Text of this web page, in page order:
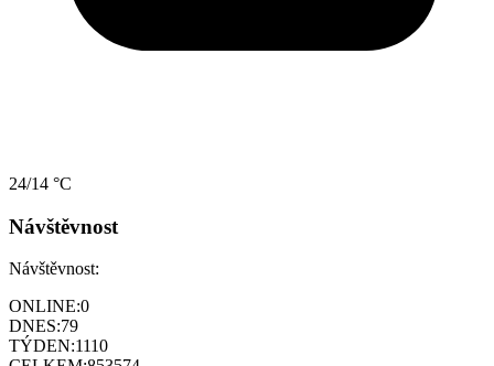
24/14 °C
Návštěvnost
Návštěvnost:
ONLINE:0
DNES:79
TÝDEN:1110